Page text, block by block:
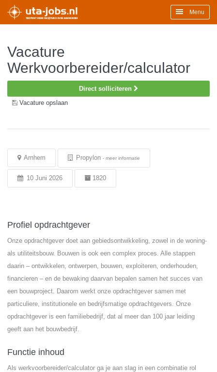
Menu
Vacature
Werkvoorbereider/calculator
Direct solliciteren
Vacature opslaan
Arnhem Propylon - meer informatie
10 Juni 2026 1820
Profiel opdrachtgever
Onze opdrachtgever doet aan gebiedsontwikkeling, zowel in de woning-
als utiliteitsbouw. Bouwen is ook een complex proces. Alle stappen
daarin – ontwikkelen, ontwerpen, bouwen, exploiteren, onderhouden,
financieren – en de bewaking daarvan bepalen samen het succes van
een bouwproject. Daarom werkt onze opdrachtgever samen met
particuliere, institutionele en bedrijfsmatige opdrachtgevers. Onze
opdrachtgever is een familiebedrijf, dat al meer dan 100 jaar leiding
geeft aan het bouwbedrijf.
Functie inhoud
Als werkvoorbereider/calculator ga je aan slag in een combinatie rol